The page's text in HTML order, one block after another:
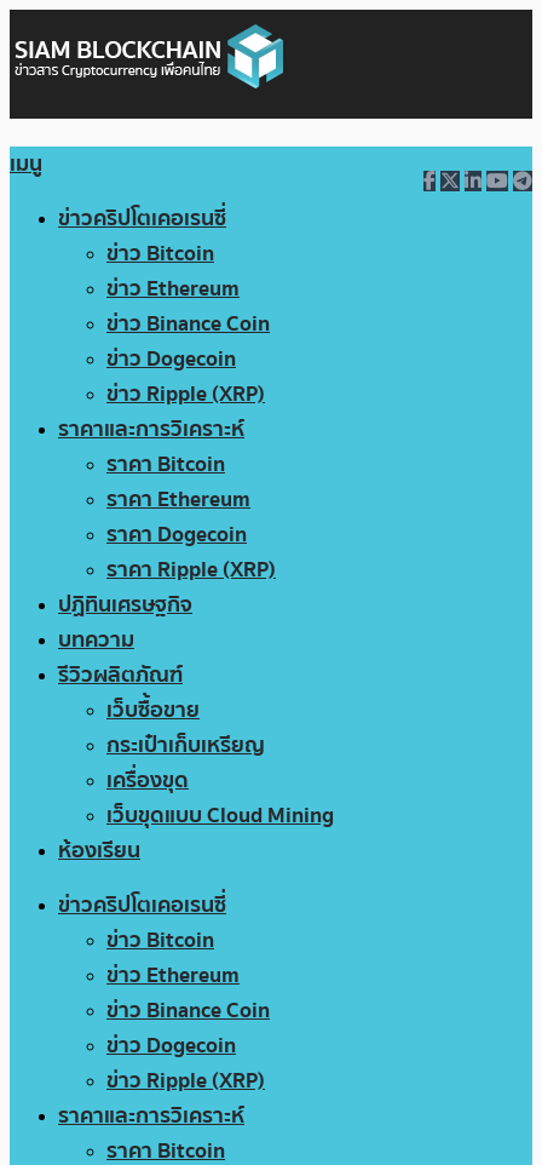
เมนู
ข่าวคริปโตเคอเรนซี่
ข่าว Bitcoin
ข่าว Ethereum
ข่าว Binance Coin
ข่าว Dogecoin
ข่าว Ripple (XRP)
ราคาและการวิเคราะห์
ราคา Bitcoin
ราคา Ethereum
ราคา Dogecoin
ราคา Ripple (XRP)
ปฏิทินเศรษฐกิจ
บทความ
รีวิวผลิตภัณฑ์
เว็บซื้อขาย
กระเป๋าเก็บเหรียญ
เครื่องขุด
เว็บขุดแบบ Cloud Mining
ห้องเรียน
ข่าวคริปโตเคอเรนซี่
ข่าว Bitcoin
ข่าว Ethereum
ข่าว Binance Coin
ข่าว Dogecoin
ข่าว Ripple (XRP)
ราคาและการวิเคราะห์
ราคา Bitcoin